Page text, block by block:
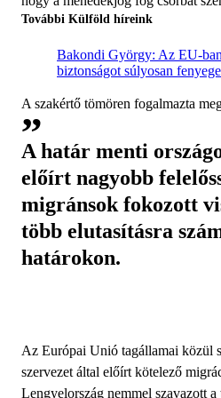
További Külföld híreink
Bakondi György: Az EU-
biztonságot súlyosan
A szakértő tömören fogalmazta
A határ menti
előírt nagyobb
migránsok fokozott
több elutasításra
határokon.
Az Európai Unió tagállamai közül
szervezet által előírt kötelező
Lengyelország nemmel szavazott